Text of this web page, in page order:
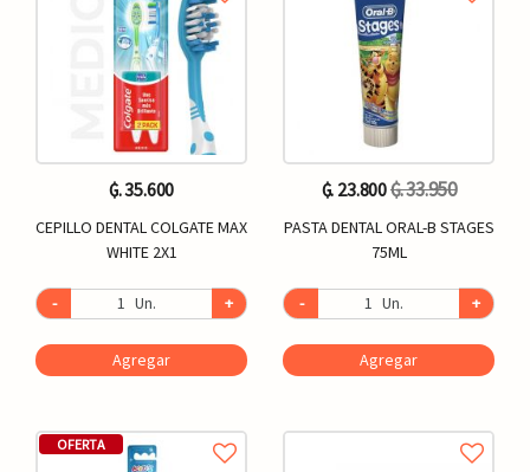
₲. 35.600
CEPILLO DENTAL COLGATE MAX
WHITE 2X1
- Un. +
Agregar
OFERTA
₲. 23.800₲. 33.950
PASTA DENTAL ORAL-B STAGES
75ML
- Un. +
Agregar